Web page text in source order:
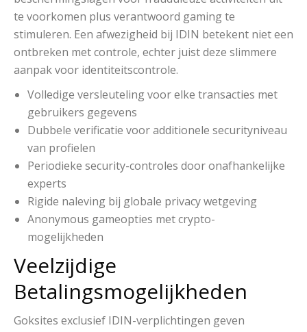
te voorkomen plus verantwoord gaming te
stimuleren. Een afwezigheid bij IDIN betekent niet een
ontbreken met controle, echter juist deze slimmere
aanpak voor identiteitscontrole.
Volledige versleuteling voor elke transacties met
gebruikers gegevens
Dubbele verificatie voor additionele securityniveau
van profielen
Periodieke security-controles door onafhankelijke
experts
Rigide naleving bij globale privacy wetgeving
Anonymous gameopties met crypto-
mogelijkheden
Veelzijdige
Betalingsmogelijkheden
Goksites exclusief IDIN-verplichtingen geven